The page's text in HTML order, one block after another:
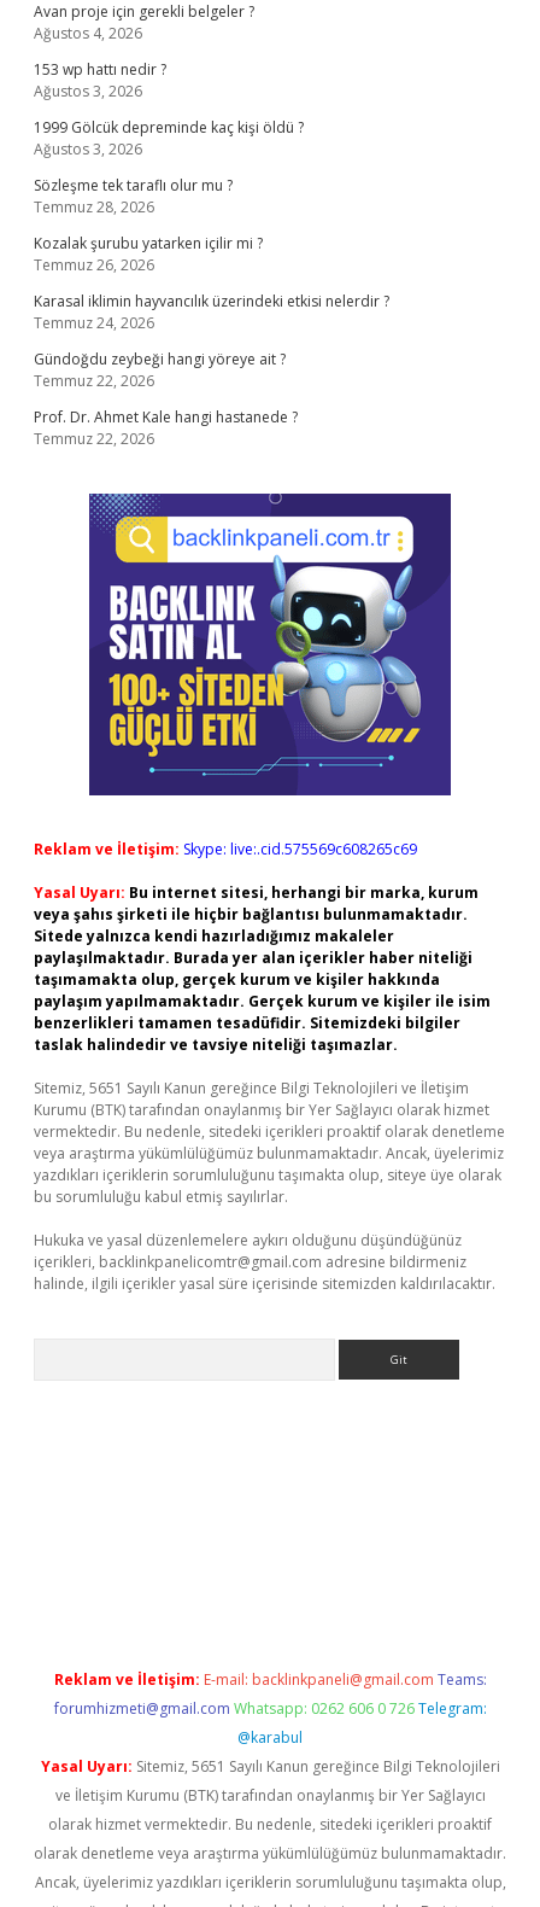
Avan proje için gerekli belgeler ?
Ağustos 4, 2026
153 wp hattı nedir ?
Ağustos 3, 2026
1999 Gölcük depreminde kaç kişi öldü ?
Ağustos 3, 2026
Sözleşme tek taraflı olur mu ?
Temmuz 28, 2026
Kozalak şurubu yatarken içilir mi ?
Temmuz 26, 2026
Karasal iklimin hayvancılık üzerindeki etkisi nelerdir ?
Temmuz 24, 2026
Gündoğdu zeybeği hangi yöreye ait ?
Temmuz 22, 2026
Prof. Dr. Ahmet Kale hangi hastanede ?
Temmuz 22, 2026
Reklam ve İletişim: Skype: live:.cid.575569c608265c69
Yasal Uyarı: Bu internet sitesi, herhangi bir marka, kurum
veya şahıs şirketi ile hiçbir bağlantısı bulunmamaktadır.
Sitede yalnızca kendi hazırladığımız makaleler
paylaşılmaktadır. Burada yer alan içerikler haber niteliği
taşımamakta olup, gerçek kurum ve kişiler hakkında
paylaşım yapılmamaktadır. Gerçek kurum ve kişiler ile isim
benzerlikleri tamamen tesadüfidir. Sitemizdeki bilgiler
taslak halindedir ve tavsiye niteliği taşımazlar.
Sitemiz, 5651 Sayılı Kanun gereğince Bilgi Teknolojileri ve İletişim
Kurumu (BTK) tarafından onaylanmış bir Yer Sağlayıcı olarak hizmet
vermektedir. Bu nedenle, sitedeki içerikleri proaktif olarak denetleme
veya araştırma yükümlülüğümüz bulunmamaktadır. Ancak, üyelerimiz
yazdıkları içeriklerin sorumluluğunu taşımakta olup, siteye üye olarak
bu sorumluluğu kabul etmiş sayılırlar.
Hukuka ve yasal düzenlemelere aykırı olduğunu düşündüğünüz
içerikleri, backlinkpanelicomtr@gmail.com adresine bildirmeniz
halinde, ilgili içerikler yasal süre içerisinde sitemizden kaldırılacaktır.
Reklam ve İletişim: E-mail: backlinkpaneli@gmail.com Teams:
forumhizmeti@gmail.com Whatsapp: 0262 606 0 726 Telegram:
@karabul
Yasal Uyarı: Sitemiz, 5651 Sayılı Kanun gereğince Bilgi Teknolojileri
ve İletişim Kurumu (BTK) tarafından onaylanmış bir Yer Sağlayıcı
olarak hizmet vermektedir. Bu nedenle, sitedeki içerikleri proaktif
olarak denetleme veya araştırma yükümlülüğümüz bulunmamaktadır.
Ancak, üyelerimiz yazdıkları içeriklerin sorumluluğunu taşımakta olup,